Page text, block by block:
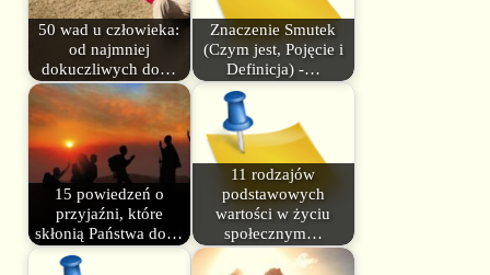
50 wad u człowieka:
od najmniej
dokuczliwych do…
Znaczenie Smutek
(Czym jest, Pojęcie i
Definicja) -…
15 powiedzeń o
przyjaźni, które
skłonią Państwa do…
11 rodzajów
podstawowych
wartości w życiu
społecznym…